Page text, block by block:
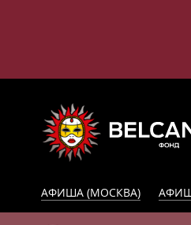
АФИША (МОСКВА)